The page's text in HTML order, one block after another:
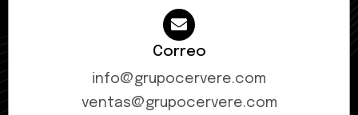
Correo
info@grupocervere.com
ventas@grupocervere.com